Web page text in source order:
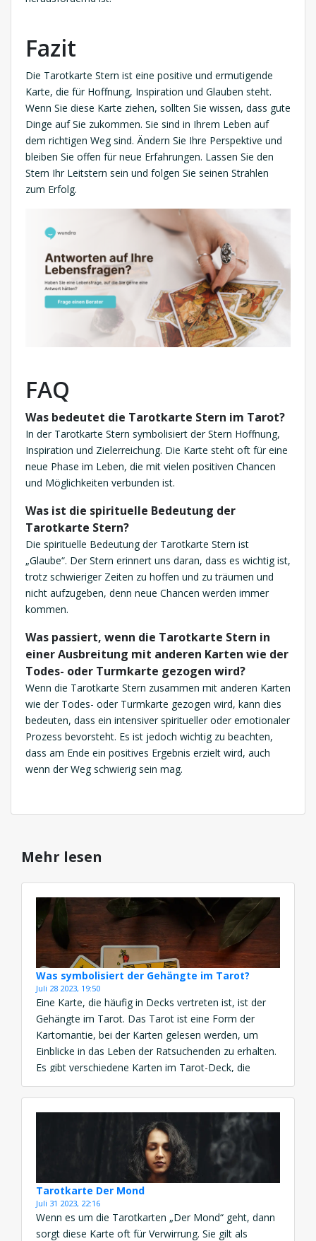
Fazit
Die Tarotkarte Stern ist eine positive und ermutigende
Karte, die für Hoffnung, Inspiration und Glauben steht.
Wenn Sie diese Karte ziehen, sollten Sie wissen, dass gute
Dinge auf Sie zukommen. Sie sind in Ihrem Leben auf
dem richtigen Weg sind. Ändern Sie Ihre Perspektive und
bleiben Sie offen für neue Erfahrungen. Lassen Sie den
Stern Ihr Leitstern sein und folgen Sie seinen Strahlen
zum Erfolg.
FAQ
Was bedeutet die Tarotkarte Stern im Tarot?
In der Tarotkarte Stern symbolisiert der Stern Hoffnung,
Inspiration und Zielerreichung. Die Karte steht oft für eine
neue Phase im Leben, die mit vielen positiven Chancen
und Möglichkeiten verbunden ist.
Was ist die spirituelle Bedeutung der
Tarotkarte Stern?
Die spirituelle Bedeutung der Tarotkarte Stern ist
„Glaube“. Der Stern erinnert uns daran, dass es wichtig ist,
trotz schwieriger Zeiten zu hoffen und zu träumen und
nicht aufzugeben, denn neue Chancen werden immer
kommen.
Was passiert, wenn die Tarotkarte Stern in
einer Ausbreitung mit anderen Karten wie der
Todes- oder Turmkarte gezogen wird?
Wenn die Tarotkarte Stern zusammen mit anderen Karten
wie der Todes- oder Turmkarte gezogen wird, kann dies
bedeuten, dass ein intensiver spiritueller oder emotionaler
Prozess bevorsteht. Es ist jedoch wichtig zu beachten,
dass am Ende ein positives Ergebnis erzielt wird, auch
wenn der Weg schwierig sein mag.
Mehr lesen
Was symbolisiert der Gehängte im Tarot?
Juli 28 2023, 19:50
Eine Karte, die häufig in Decks vertreten ist, ist der
Gehängte im Tarot. Das Tarot ist eine Form der
Kartomantie, bei der Karten gelesen werden, um
Einblicke in das Leben der Ratsuchenden zu erhalten.
Es gibt verschiedene Karten im Tarot-Deck, die
jeweils unterschiedliche Themen und Bedeutungen
haben. Tarot der Gehängte – eine Einführung Der
„Gehängte“ […]
Tarotkarte Der Mond
Juli 31 2023, 22:16
Wenn es um die Tarotkarten „Der Mond“ geht, dann
sorgt diese Karte oft für Verwirrung. Sie gilt als